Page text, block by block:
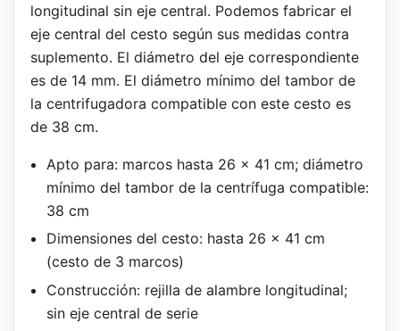
longitudinal sin eje central. Podemos fabricar el
eje central del cesto según sus medidas contra
suplemento. El diámetro del eje correspondiente
es de 14 mm. El diámetro mínimo del tambor de
la centrifugadora compatible con este cesto es
de 38 cm.
Apto para: marcos hasta 26 x 41 cm; diámetro
mínimo del tambor de la centrífuga compatible:
38 cm
Dimensiones del cesto: hasta 26 x 41 cm
(cesto de 3 marcos)
Construcción: rejilla de alambre longitudinal;
sin eje central de serie